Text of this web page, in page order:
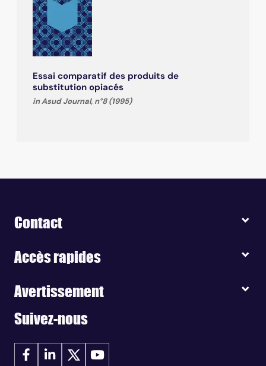
Essai comparatif des produits de
substitution opiacés
in Asud Journal, n°8 (1995)
Contact
Accès rapides
Avertissement
Suivez-nous